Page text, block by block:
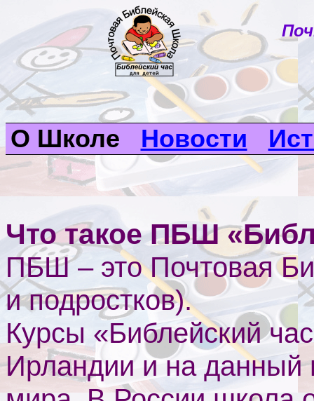
О Школе Новости
Что такое ПБШ
ПБШ – это Почтовая
и подростков).
Курсы «Библейский
Ирландии и на данный